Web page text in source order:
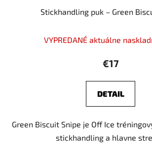
Stickhandling puk – Green
hodnotenie
produktu
z
hviezdičiek.
VYPREDANÉ aktuálne
€17
DETAIL
Green Biscuit Snipe je Off Ice
stickhandling a hlavne